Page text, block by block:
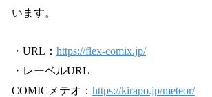
います。
・URL： https://flex-comix.jp/
・レーベルURL
COMICメテオ： https://kirapo.jp/meteor/